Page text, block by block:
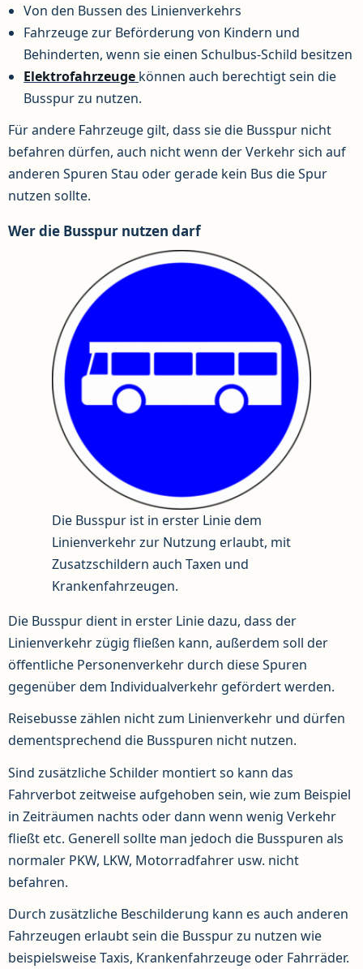
Von den Bussen des Linienverkehrs
Fahrzeuge zur Beförderung von Kindern und
Behinderten, wenn sie einen Schulbus-Schild besitzen
Elektrofahrzeuge können auch berechtigt sein die
Busspur zu nutzen.
Für andere Fahrzeuge gilt, dass sie die Busspur nicht
befahren dürfen, auch nicht wenn der Verkehr sich auf
anderen Spuren Stau oder gerade kein Bus die Spur
nutzen sollte.
Wer die Busspur nutzen darf
Die Busspur ist in erster Linie dem
Linienverkehr zur Nutzung erlaubt, mit
Zusatzschildern auch Taxen und
Krankenfahrzeugen.
Die Busspur dient in erster Linie dazu, dass der
Linienverkehr zügig fließen kann, außerdem soll der
öffentliche Personenverkehr durch diese Spuren
gegenüber dem Individualverkehr gefördert werden.
Reisebusse zählen nicht zum Linienverkehr und dürfen
dementsprechend die Busspuren nicht nutzen.
Sind zusätzliche Schilder montiert so kann das
Fahrverbot zeitweise aufgehoben sein, wie zum Beispiel
in Zeiträumen nachts oder dann wenn wenig Verkehr
fließt etc. Generell sollte man jedoch die Busspuren als
normaler PKW, LKW, Motorradfahrer usw. nicht
befahren.
Durch zusätzliche Beschilderung kann es auch anderen
Fahrzeugen erlaubt sein die Busspur zu nutzen wie
beispielsweise Taxis, Krankenfahrzeuge oder Fahrräder.